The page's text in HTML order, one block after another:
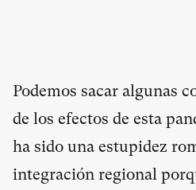
Podemos sacar algunas
de los efectos de esta
ha sido una estupidez
integración regional